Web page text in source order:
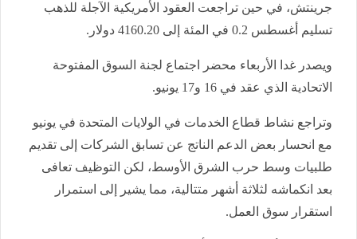
جرينتش، في حين تراجعت العقود الأمريكية ⁠الآجلة للذهب
تسليم أغسطس 0.2 في المئة إلى 4160.20 دولار.
ويصدر غدا الأربعاء محضر اجتماع ⁠لجنة السوق المفتوحة
الاتحادية الذي عقد في 16 و17 ⁠يونيو.
وتراجع نشاط ‌قطاع الخدمات في الولايات المتحدة في يونيو
مع انحسار بعض الدعم الناتج عن تسابق الشركات إلى تقديم
طلبيات وسط حرب الشرق الأوسط، لكن التوظيف تعافى
بعد انكماشه لثلاثة أشهر متتالية، مما يشير ‌إلى استمرار
استقرار سوق العمل.